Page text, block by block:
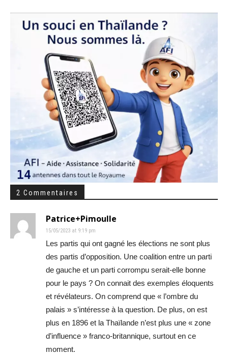
2 Commentaires
Patrice+Pimoulle
15/05/2023 at 9:19 pm
Les partis qui ont gagné les élections ne sont plus
des partis d’opposition. Une coalition entre un parti
de gauche et un parti corrompu serait-elle bonne
pour le pays ? On connait des exemples éloquents
et révélateurs. On comprend que « l’ombre du
palais » s’intéresse à la question. De plus, on est
plus en 1896 et la Thaïlande n’est plus une « zone
d’influence » franco-britannique, surtout en ce
moment.